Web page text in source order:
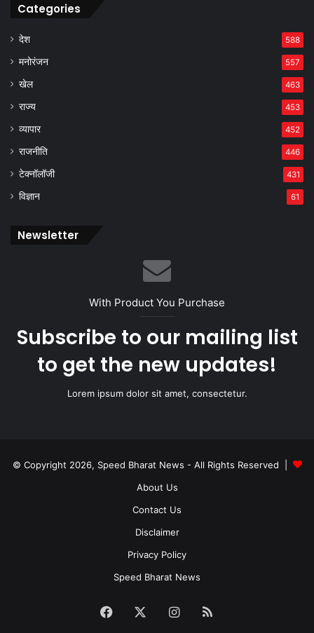
Categories
देश 588
मनोरंजन 557
खेल 463
राज्य 453
व्यापार 452
राजनीति 446
टेक्नॉलॉजी 431
विज्ञान 61
Newsletter
With Product You Purchase
Subscribe to our mailing list
to get the new updates!
Lorem ipsum dolor sit amet, consectetur.
© Copyright 2026, Speed Bharat News - All Rights Reserved |
About Us
Contact Us
Disclaimer
Privacy Policy
Speed Bharat News
Facebook Instagram
RSS